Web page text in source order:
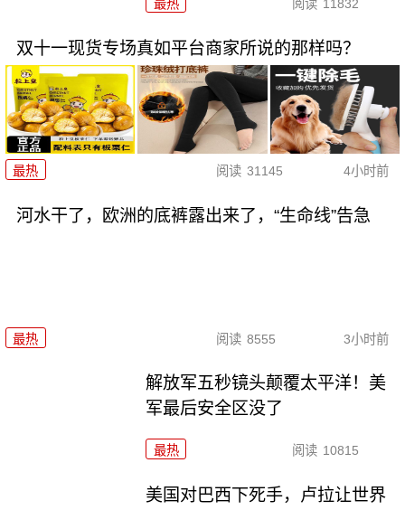
最热 阅读 11832
双十一现货专场真如平台商家所说的那样吗？
最热 阅读 31145 4小时前
河水干了，欧洲的底裤露出来了，“生命线”告急
最热 阅读 8555 3小时前
解放军五秒镜头颠覆太平洋！美
军最后安全区没了
最热 阅读 10815
美国对巴西下死手，卢拉让世界